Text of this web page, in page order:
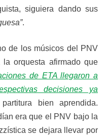
siguiera dando sus
.
de los músicos del PNV
orquesta afirmado que
de ETA llegaron a
decisiones ya
bien aprendida.
era que el PNV bajo la
se dejara llevar por